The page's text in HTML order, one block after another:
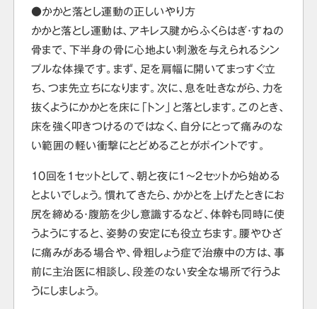
●かかと落とし運動の正しいやり方
かかと落とし運動は、アキレス腱からふくらはぎ・すねの
骨まで、下半身の骨に心地よい刺激を与えられるシン
プルな体操です。まず、足を肩幅に開いてまっすぐ立
ち、つま先立ちになります。次に、息を吐きながら、力を
抜くようにかかとを床に「トン」と落とします。このとき、
床を強く叩きつけるのではなく、自分にとって痛みのな
い範囲の軽い衝撃にとどめることがポイントです。
10回を1セットとして、朝と夜に1～2セットから始める
とよいでしょう。慣れてきたら、かかとを上げたときにお
尻を締める・腹筋を少し意識するなど、体幹も同時に使
うようにすると、姿勢の安定にも役立ちます。腰やひざ
に痛みがある場合や、骨粗しょう症で治療中の方は、事
前に主治医に相談し、段差のない安全な場所で行うよ
うにしましょう。